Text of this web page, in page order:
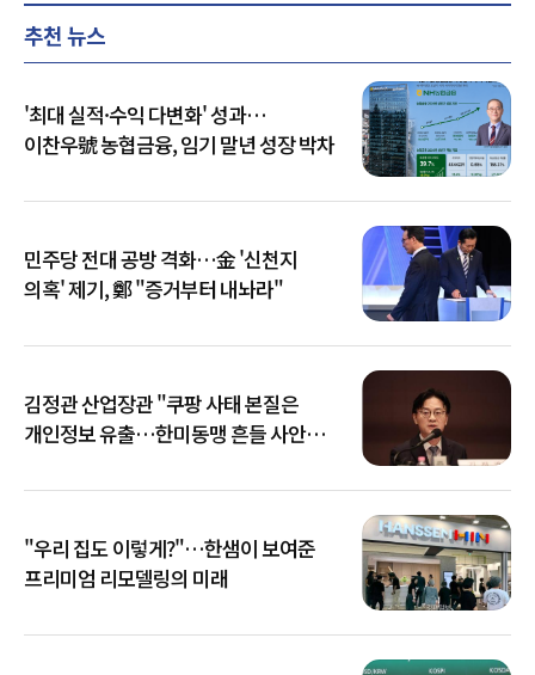
추천 뉴스
'최대 실적·수익 다변화' 성과…
이찬우號 농협금융, 임기 말년 성장 박차
민주당 전대 공방 격화…金 '신천지
의혹' 제기, 鄭 "증거부터 내놔라"
김정관 산업장관 "쿠팡 사태 본질은
개인정보 유출…한미동맹 흔들 사안
"우리 집도 이렇게?"…한샘이 보여준
프리미엄 리모델링의 미래